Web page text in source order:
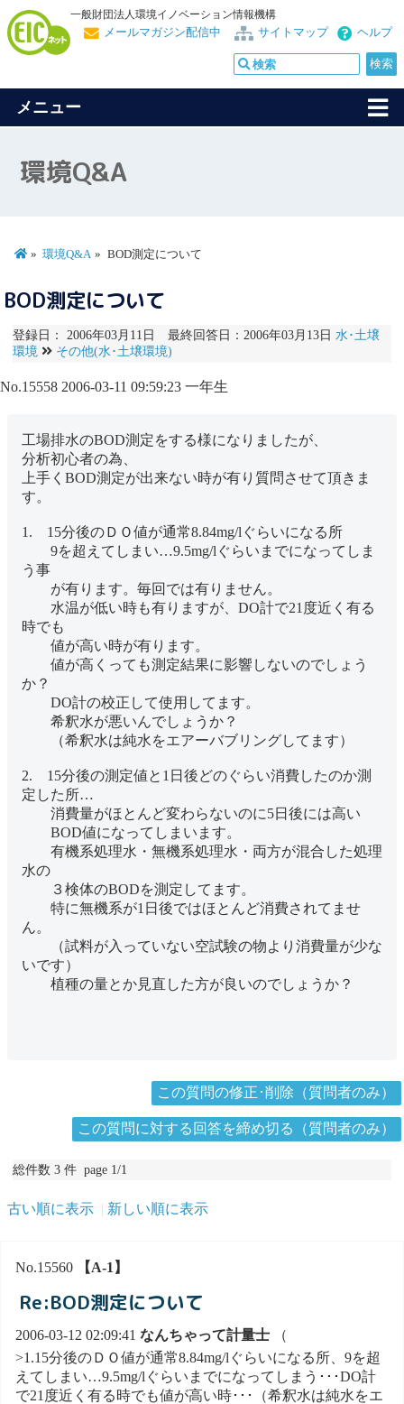
一般財団法人環境イノベーション情報機構
ヘルプ
サイトマップ
メールマガジン配信中
メニュー
環境Q&A
環境Q&A BOD測定について
BOD測定について
登録日： 2006年03月11日 最終回答日：2006年03月13日 水･土壌
環境
その他(水･土壌環境)
No.15558 2006-03-11 09:59:23 一年生
工場排水のBOD測定をする様になりましたが、
分析初心者の為、
上手くBOD測定が出来ない時が有り質問させて頂きま
す。
1. 15分後のＤＯ値が通常8.84mg/lぐらいになる所
9を超えてしまい…9.5mg/lぐらいまでになってしま
う事
が有ります。毎回では有りません。
水温が低い時も有りますが、DO計で21度近く有る
時でも
値が高い時が有ります。
値が高くっても測定結果に影響しないのでしょう
か？
DO計の校正して使用してます。
希釈水が悪いんでしょうか？
（希釈水は純水をエアーバブリングしてます）
2. 15分後の測定値と1日後どのぐらい消費したのか測
定した所…
消費量がほとんど変わらないのに5日後には高い
BOD値になってしまいます。
有機系処理水・無機系処理水・両方が混合した処理
水の
３検体のBODを測定してます。
特に無機系が1日後ではほとんど消費されてませ
ん。
（試料が入っていない空試験の物より消費量が少な
いです）
植種の量とか見直した方が良いのでしょうか？
この質問の修正･削除（質問者のみ）
この質問に対する回答を締め切る（質問者のみ）
総件数 3 件 page 1/1
古い順に表示 新しい順に表示
No.15560 【A-1】
Re:BOD測定について
2006-03-12 02:09:41 なんちゃって計量士 （
>1.15分後のＤＯ値が通常8.84mg/lぐらいになる所、9を超
えてしまい…9.5mg/lぐらいまでになってしまう･･･DO計
で21度近く有る時でも値が高い時･･･（希釈水は純水をエ